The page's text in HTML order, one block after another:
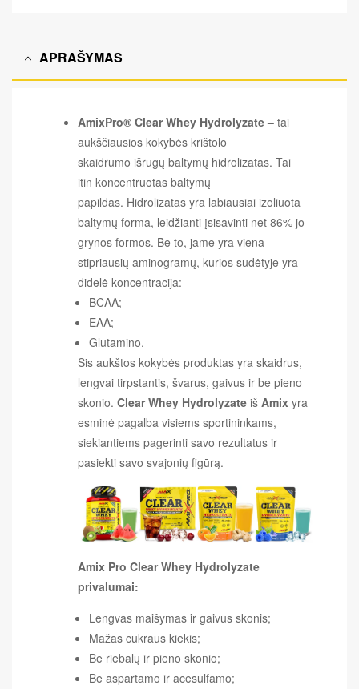
APRAŠYMAS
AmixPro® Clear Whey Hydrolyzate – tai
aukščiausios kokybės krištolo
skaidrumo išrūgų baltymų hidrolizatas. Tai
itin koncentruotas baltymų
papildas. Hidrolizatas yra labiausiai izoliuota
baltymų forma, leidžianti įsisavinti net 86% jo
grynos formos. Be to, jame yra viena
stipriausių aminogramų, kurios sudėtyje yra
didelė koncentracija:
BCAA;
EAA;
Glutamino.
Šis aukštos kokybės produktas yra skaidrus,
lengvai tirpstantis, švarus, gaivus ir be pieno
skonio. Clear Whey Hydrolyzate iš Amix yra
esminė pagalba visiems sportininkams,
siekiantiems pagerinti savo rezultatus ir
pasiekti savo svajonių figūrą.
Amix Pro Clear Whey Hydrolyzate
privalumai:
Lengvas maišymas ir gaivus skonis;
Mažas cukraus kiekis;
Be riebalų ir pieno skonio;
Be aspartamo ir acesulfamo;